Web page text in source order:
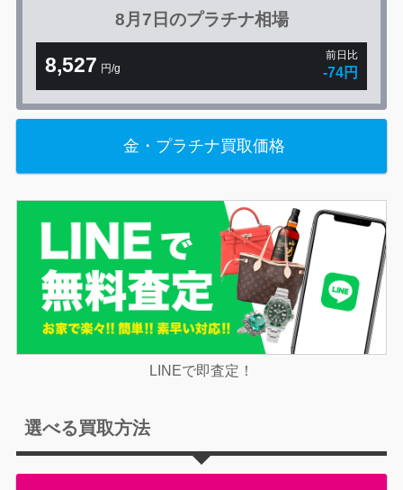
8月7日のプラチナ相場
8,527 円/g
前日比
-74円
金・プラチナ買取価格
LINEで即査定！
選べる買取方法